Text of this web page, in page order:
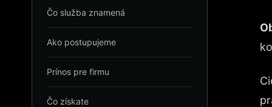
Čo služba znamená
Ako postupujeme
Prínos pre firmu
Čo získate